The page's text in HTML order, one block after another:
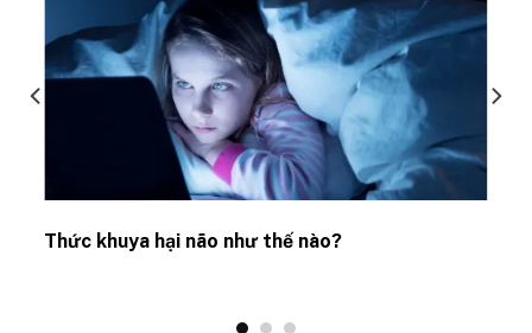
Thức khuya hại não như thế nào?